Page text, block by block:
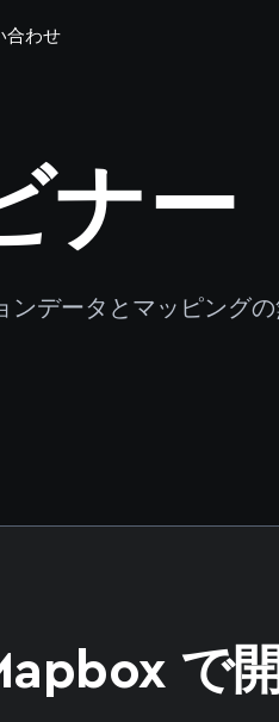
合わせ
ナー
データとマッピング
で